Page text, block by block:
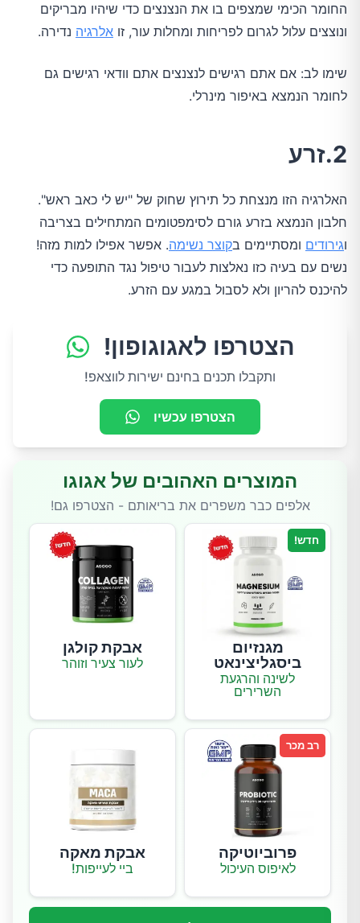
החומר הכימי שמצפים בו את הנצנצים כדי שיהיו מבריקים
ונוצצים עלול לגרום לפריחות ומחלות עור, זו אלרגיה נדירה.
שימו לב: אם אתם רגישים לנצנצים אתם וודאי רגישים גם
לחומר הנמצא באיפור מינרלי.
2.זרע
האלרגיה הזו מנצחת כל תירוץ שחוק של "יש לי כאב ראש".
חלבון הנמצא בזרע גורם לסימפטומים המתחילים בצריבה
וגירודים ומסתיימים בקוצר נשימה. אפשר אפילו למות מזה!
נשים עם בעיה כזו נאלצות לעבור טיפול נגד התופעה כדי
להיכנס להריון ולא לסבול במגע עם הזרע.
הצטרפו לאגוגופון!
ותקבלו תכנים בחינם ישירות לווצאפ!
הצטרפו עכשיו
המוצרים האהובים של אגוגו
אלפים כבר משפרים את בריאותם - הצטרפו גם!
חדש!
מגנזיום
ביסגליצינאט
לשינה והרגעת
השרירים
אבקת קולגן
לעור צעיר וזוהר
רב מכר
פרוביוטיקה
לאיפוס העיכול
אבקת מאקה
ביי לעייפות!